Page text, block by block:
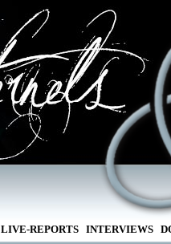
LIVE-REPORTS INTERVIEWS